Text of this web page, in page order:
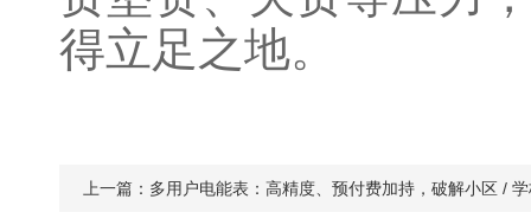
得立足之地。
上一篇： 多用户电能表：高精度、预付费加持，破解小区 /